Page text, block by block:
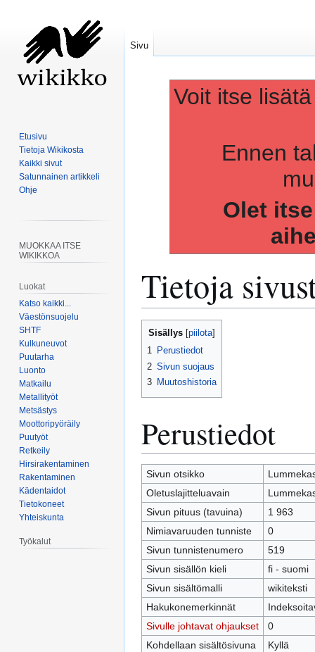
Voit itse
Ennen
Olet
Tietoja
Siirry
Siirry
Sisällys
1 Perustiedot
2 Sivun suojaus
3 Muutoshistoria
Perustiedot
Sivun otsikko
Oletuslajitteluavain
Sivun pituus (tavuina)
1 963
Nimiavaruuden tunniste
0
Sivun tunnistenumero
519
Sivun sisällön kieli
fi - suomi
Sivun sisältömalli
wikiteksti
Hakukonemerkinnät
Sivulle johtavat ohjaukset
0
Kohdellaan sisältösivuna
Kyllä
Sivu
Etusivu
Tietoja Wikikosta
Kaikki sivut
Satunnainen artikkeli
Ohje
MUOKKAA ITSE
WIKIKKOA
Luokat
Katso kaikki...
Väestönsuojelu
SHTF
Kulkuneuvot
Puutarha
Luonto
Matkailu
Metallityöt
Metsästys
Moottoripyöräily
Puutyöt
Retkeily
Hirsirakentaminen
Rakentaminen
Kädentaidot
Tietokoneet
Yhteiskunta
Työkalut